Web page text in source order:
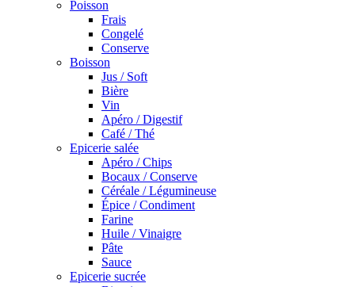
Poisson
Frais
Congelé
Conserve
Boisson
Jus / Soft
Bière
Vin
Apéro / Digestif
Café / Thé
Epicerie salée
Apéro / Chips
Bocaux / Conserve
Céréale / Légumineuse
Épice / Condiment
Farine
Huile / Vinaigre
Pâte
Sauce
Epicerie sucrée